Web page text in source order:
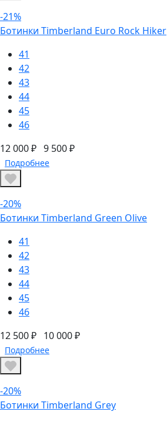
-21%
Ботинки Timberland Euro Rock Hiker
41
42
43
44
45
46
12 000 ₽ 9 500 ₽
Подробнее
-20%
Ботинки Timberland Green Olive
41
42
43
44
45
46
12 500 ₽ 10 000 ₽
Подробнее
-20%
Ботинки Timberland Grey